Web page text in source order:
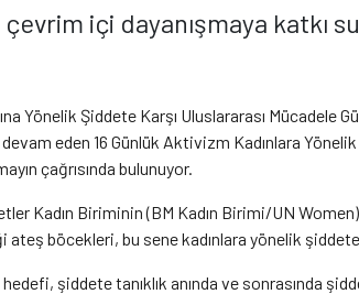
çevrim içi dayanışmaya katkı
Yönelik Şiddete Karşı Uluslararası Mücadele
eden 16 Günlük Aktivizm Kadınlara
çağrısında bulunuyor.
Kadın Biriminin (BM Kadın Birimi/UN
böcekleri, bu sene kadınlara yönelik şiddete
şiddete tanıklık anında ve sonrasında